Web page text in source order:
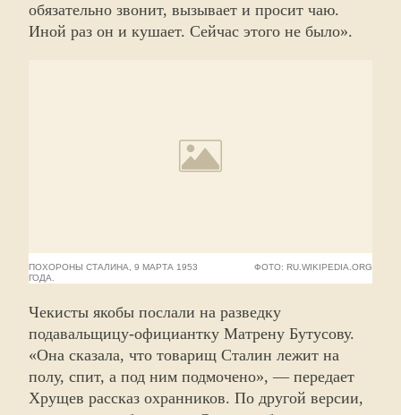
обязательно звонит, вызывает и просит чаю.
Иной раз он и кушает. Сейчас этого не было».
ПОХОРОНЫ СТАЛИНА, 9 МАРТА 1953
ГОДА.
ФОТО: RU.WIKIPEDIA.ORG
Чекисты якобы послали на разведку
подавальщицу-официантку Матрену Бутусову.
«Она сказала, что товарищ Сталин лежит на
полу, спит, а под ним подмочено», — передает
Хрущев рассказ охранников. По другой версии,